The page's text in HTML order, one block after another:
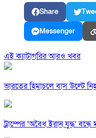
Share
Messenger
এই ক্যাটাগরির আরও খবর
ভারতের হিমাচলে বাস উল্টে
ট্রাম্পের ‘অবৈধ ইরান যুদ্ধ’ বন্ধে